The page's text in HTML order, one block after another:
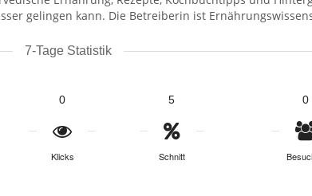
gelingen kann. Die Betreiberin ist
7-Tage Statistik
0
Klicks
5
Schnitt
0